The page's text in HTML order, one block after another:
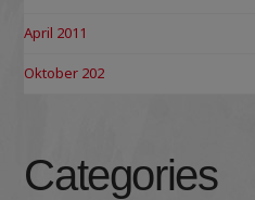
April 2011
Oktober 202
Categories